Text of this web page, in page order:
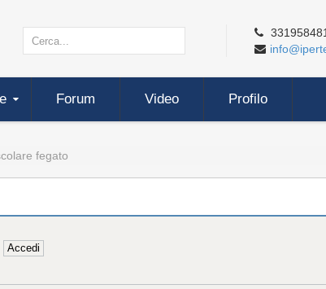
Forum Video Profilo
fegato